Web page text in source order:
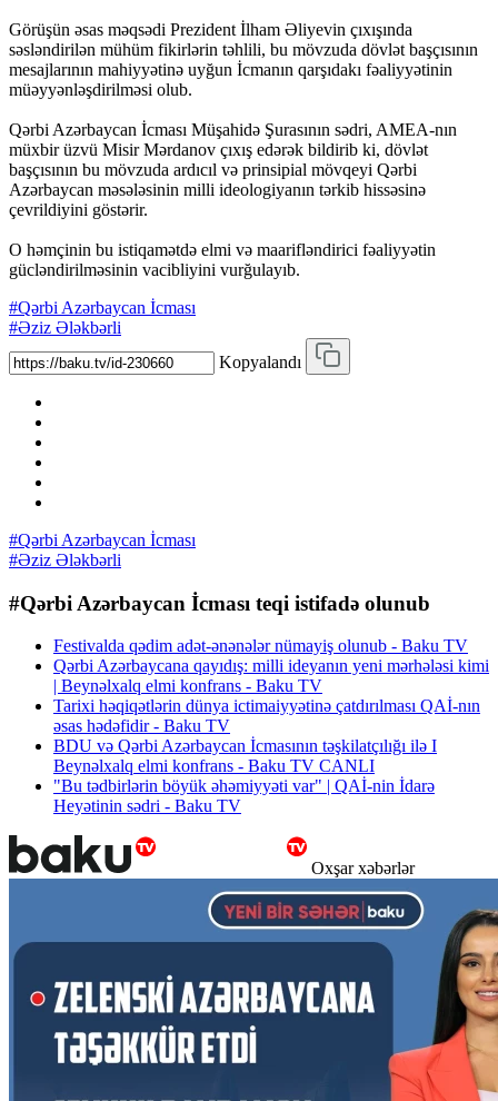
Görüşün əsas məqsədi Prezident İlham Əliyevin çıxışında
səsləndirilən mühüm fikirlərin təhlili, bu mövzuda dövlət başçısının
mesajlarının mahiyyətinə uyğun İcmanın qarşıdakı fəaliyyətinin
müəyyənləşdirilməsi olub.
Qərbi Azərbaycan İcması Müşahidə Şurasının sədri, AMEA-nın
müxbir üzvü Misir Mərdanov çıxış edərək bildirib ki, dövlət
başçısının bu mövzuda ardıcıl və prinsipial mövqeyi Qərbi
Azərbaycan məsələsinin milli ideologiyanın tərkib hissəsinə
çevrildiyini göstərir.
O həmçinin bu istiqamətdə elmi və maarifləndirici fəaliyyətin
gücləndirilməsinin vacibliyini vurğulayıb.
#Qərbi Azərbaycan İcması
#Əziz Ələkbərli
Kopyalandı
#Qərbi Azərbaycan İcması
#Əziz Ələkbərli
#Qərbi Azərbaycan İcması teqi istifadə olunub
Festivalda qədim adət-ənənələr nümayiş olunub - Baku TV
Qərbi Azərbaycana qayıdış: milli ideyanın yeni mərhələsi kimi
| Beynəlxalq elmi konfrans - Baku TV
Tarixi həqiqətlərin dünya ictimaiyyətinə çatdırılması QAİ-nın
əsas hədəfidir - Baku TV
BDU və Qərbi Azərbaycan İcmasının təşkilatçılığı ilə I
Beynəlxalq elmi konfrans - Baku TV CANLI
"Bu tədbirlərin böyük əhəmiyyəti var" | QAİ-nin İdarə
Heyətinin sədri - Baku TV
Oxşar xəbərlər